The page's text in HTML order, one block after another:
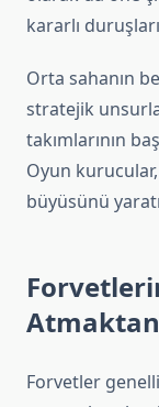
kararlı
Orta sahanın
stratejik
takımlarının
Oyun
büyüsünü
Atmaktan
Forvetler